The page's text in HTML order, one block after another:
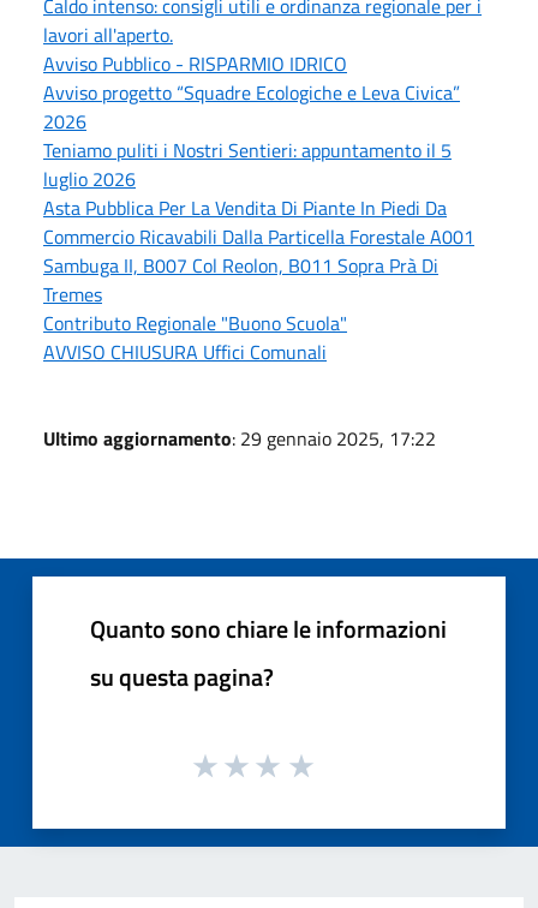
lavori all'aperto.
Avviso Pubblico - RISPARMIO IDRICO
Avviso progetto “Squadre Ecologiche e Leva Civica”
2026
Teniamo puliti i Nostri Sentieri: appuntamento il 5
luglio 2026
Asta Pubblica Per La Vendita Di Piante In Piedi Da
Commercio Ricavabili Dalla Particella Forestale A001
Sambuga II, B007 Col Reolon, B011 Sopra Prà Di
Tremes
Contributo Regionale "Buono Scuola"
AVVISO CHIUSURA Uffici Comunali
Ultimo aggiornamento: 29 gennaio 2025, 17:22
Quanto sono chiare le informazioni
su questa pagina?